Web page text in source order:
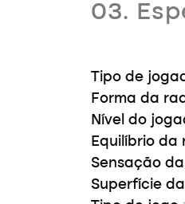
03.
Tipo de
Forma da
Nível do
Equilíbrio da
Sensação
Superfície